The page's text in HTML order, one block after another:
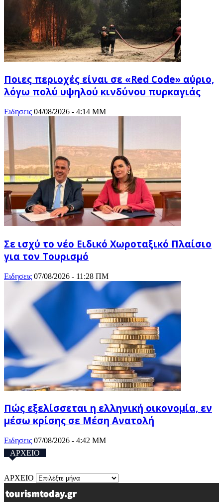
Ποιες περιοχές είναι σε «Red Code» αύριο,
λόγω πολύ υψηλού κινδύνου πυρκαγιάς
Ειδησεις 04/08/2026 - 4:14 ΜΜ
Σε ισχύ το νέο Ειδικό Χωροταξικό Πλαίσιο
για τον Τουρισμό
Ειδησεις 07/08/2026 - 11:28 ΠΜ
Πώς εξελίσσεται η ελληνική οικονομία, εν
μέσω κρίσης σε Μέση Ανατολή
Ειδησεις 07/08/2026 - 4:42 ΜΜ
ΑΡΧΕΙΟ
ΑΡΧΕΙΟ